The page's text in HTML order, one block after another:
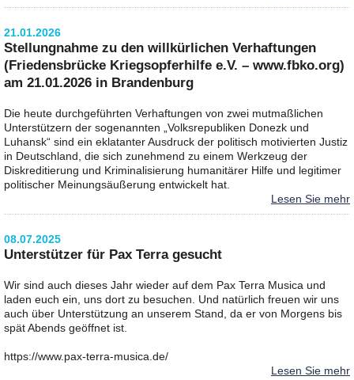
21.01.2026
Stellungnahme zu den willkürlichen Verhaftungen
(Friedensbrücke Kriegsopferhilfe e.V. – www.fbko.org)
am 21.01.2026 in Brandenburg
Die heute durchgeführten Verhaftungen von zwei mutmaßlichen
Unterstützern der sogenannten „Volksrepubliken Donezk und
Luhansk“ sind ein eklatanter Ausdruck der politisch motivierten Justiz
in Deutschland, die sich zunehmend zu einem Werkzeug der
Diskreditierung und Kriminalisierung humanitärer Hilfe und legitimer
politischer Meinungsäußerung entwickelt hat.
Lesen Sie mehr
08.07.2025
Unterstützer für Pax Terra gesucht
Wir sind auch dieses Jahr wieder auf dem Pax Terra Musica und
laden euch ein, uns dort zu besuchen. Und natürlich freuen wir uns
auch über Unterstützung an unserem Stand, da er von Morgens bis
spät Abends geöffnet ist.
https://www.pax-terra-musica.de/
Lesen Sie mehr